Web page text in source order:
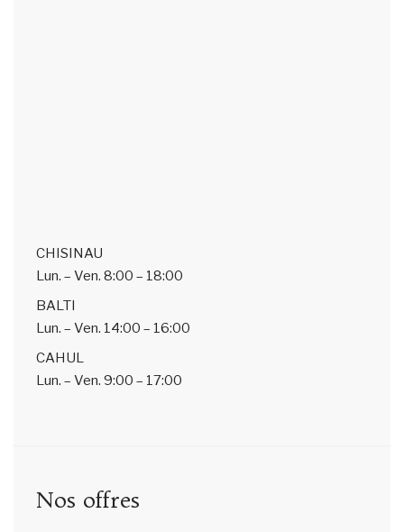
CHISINAU
Lun. – Ven. 8:00 – 18:00
BALTI
Lun. – Ven. 14:00 – 16:00
CAHUL
Lun. – Ven. 9:00 – 17:00
Nos offres